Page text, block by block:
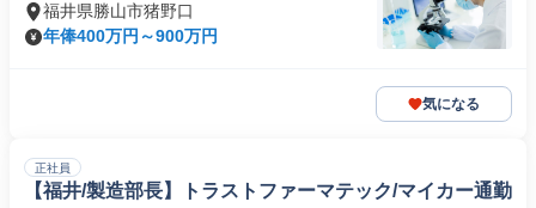
福井県勝山市猪野口
年俸400万円～900万円
気になる
正社員
【福井/製造部長】トラストファーマテック/マイカー通勤